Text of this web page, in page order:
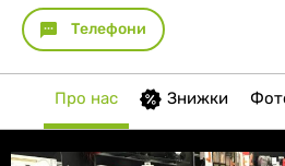
Телефони
Про нас Знижки